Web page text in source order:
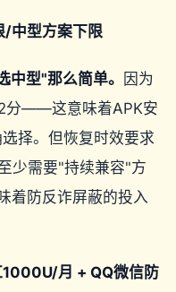
/中型方案下限
型"那么简单。
因为
分——这意味着APK安
择。但恢复时效要求
少需要"持续兼容"方
着防反诈屏蔽的投入
月 + QQ微信防